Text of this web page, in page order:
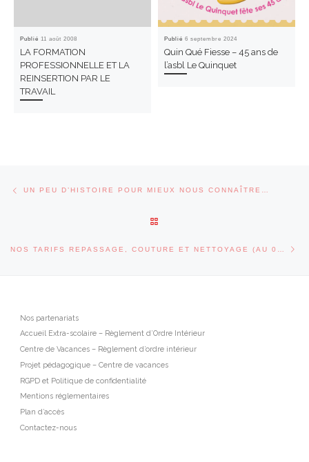
Publié11 août 2008
LA FORMATION
PROFESSIONNELLE ET LA
REINSERTION PAR LE
TRAVAIL
Publié6 septembre 2024
Quin Qué Fiesse – 45 ans de
l’asbl Le Quinquet
Parcourir les articles
UN PEU D’HISTOIRE POUR MIEUX NOUS CONNAÎTRE…
Nos partenariats
Accueil Extra-scolaire – Règlement d’Ordre Intérieur
Centre de Vacances – Règlement d’ordre intérieur
Projet pédagogique – Centre de vacances
RGPD et Politique de confidentialité
Mentions réglementaires
Plan d’accès
Contactez-nous